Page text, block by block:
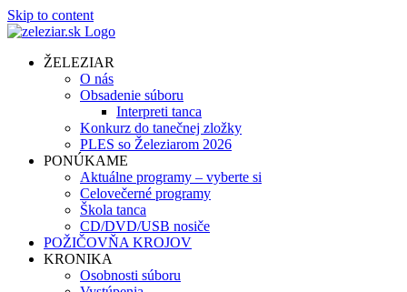
Skip to content
ŽELEZIAR
O nás
Obsadenie súboru
Interpreti tanca
Konkurz do tanečnej zložky
PLES so Železiarom 2026
PONÚKAME
Aktuálne programy – vyberte si
Celovečerné programy
Škola tanca
CD/DVD/USB nosiče
POŽIČOVŇA KROJOV
KRONIKA
Osobnosti súboru